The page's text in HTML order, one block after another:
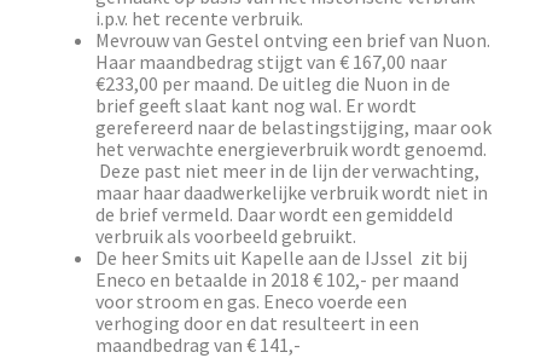
i.p.v. het recente verbruik.
Mevrouw van Gestel ontving een brief van Nuon.
Haar maandbedrag stijgt van € 167,00 naar
€233,00 per maand. De uitleg die Nuon in de
brief geeft slaat kant nog wal. Er wordt
gerefereerd naar de belastingstijging, maar ook
het verwachte energieverbruik wordt genoemd.
Deze past niet meer in de lijn der verwachting,
maar haar daadwerkelijke verbruik wordt niet in
de brief vermeld. Daar wordt een gemiddeld
verbruik als voorbeeld gebruikt.
De heer Smits uit Kapelle aan de IJssel zit bij
Eneco en betaalde in 2018 € 102,- per maand
voor stroom en gas. Eneco voerde een
verhoging door en dat resulteert in een
maandbedrag van € 141,-